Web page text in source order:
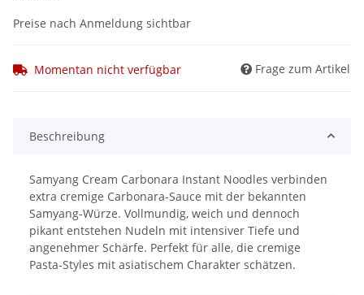
Preise nach Anmeldung sichtbar
Momentan nicht verfügbar Frage zum Artikel
Beschreibung
Samyang Cream Carbonara Instant Noodles verbinden
extra cremige Carbonara-Sauce mit der bekannten
Samyang-Würze. Vollmundig, weich und dennoch
pikant entstehen Nudeln mit intensiver Tiefe und
angenehmer Schärfe. Perfekt für alle, die cremige
Pasta-Styles mit asiatischem Charakter schätzen.